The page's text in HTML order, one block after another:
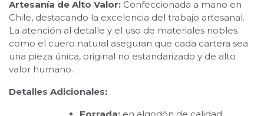
Artesanía de Alto Valor: Confeccionada a mano en
Chile, destacando la excelencia del trabajo artesanal.
La atención al detalle y el uso de materiales nobles
como el cuero natural aseguran que cada cartera sea
una pieza única, original no estandarizado y de alto
valor humano.
Detalles Adicionales: